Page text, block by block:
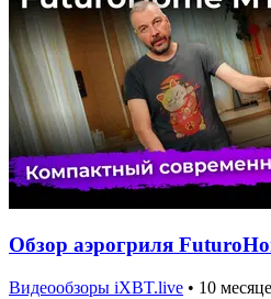
Обзор аэрогриля
Видеообзоры iXBT.live • 10